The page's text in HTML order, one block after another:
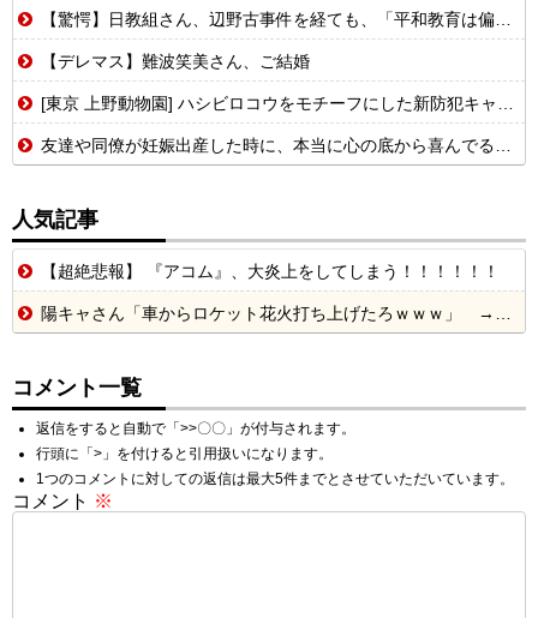
【驚愕】日教組さん、辺野古事件を経ても、「平和教育は偏っていない!」
【デレマス】難波笑美さん、ご結婚
[東京 上野動物園] ハシビロコウをモチーフにした新防犯キャラクターハシ防を公開！
友達や同僚が妊娠出産した時に、本当に心の底から喜んでる人いるんですか？
人気記事
【超絶悲報】 『アコム』、大炎上をしてしまう！！！！！！
陽キャさん「車からロケット花火打ち上げたろｗｗｗ」 → サンルーフが閉まっていて無事車内に発射
コメント一覧
返信をすると自動で「>>〇〇」が付与されます。
行頭に「>」を付けると引用扱いになります。
1つのコメントに対しての返信は最大5件までとさせていただいています。
コメント ※